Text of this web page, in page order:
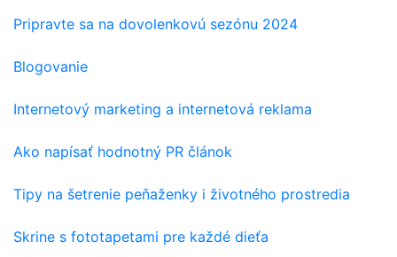
Pripravte sa na dovolenkovú sezónu 2024
Blogovanie
Internetový marketing a internetová reklama
Ako napísať hodnotný PR článok
Tipy na šetrenie peňaženky i životného prostredia
Skrine s fototapetami pre každé dieťa